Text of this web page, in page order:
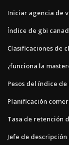
Iniciar agencia de
Índice de gbi
Clasificaciones de
¿funciona la
Pesos del índice
Planificación
Tasa de retención
Jefe de